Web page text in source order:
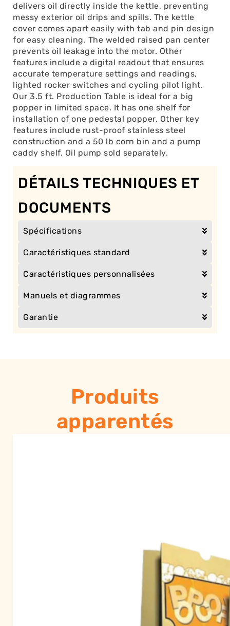
delivers oil directly inside the kettle, preventing
messy exterior oil drips and spills. The kettle
cover comes apart easily with tab and pin design
for easy cleaning. The welded raised pan center
prevents oil leakage into the motor. Other
features include a digital readout that ensures
accurate temperature settings and readings,
lighted rocker switches and cycling pilot light.
Our 3.5 ft. Production Table is ideal for a big
popper in limited space. It has one shelf for
installation of one pedestal popper. Other key
features include rust-proof stainless steel
construction and a 50 lb corn bin and a pump
caddy shelf. Oil pump sold separately.
DÉTAILS TECHNIQUES ET
DOCUMENTS
Spécifications
Caractéristiques standard
Caractéristiques personnalisées
Manuels et diagrammes
Garantie
Produits
apparentés